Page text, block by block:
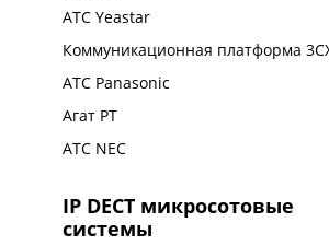
АТС Yeastar
Коммуникационная платформа
АТС Panasonic
Агат РТ
АТС NEC
IP DECT микросотовые
системы